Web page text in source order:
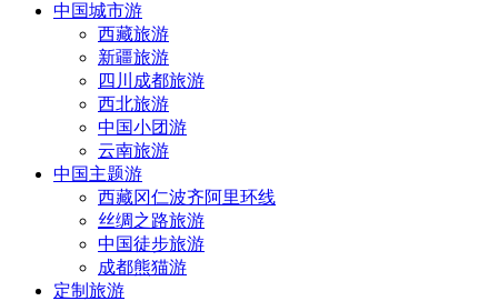
中国城市游
西藏旅游
新疆旅游
四川成都旅游
西北旅游
中国小团游
云南旅游
中国主题游
西藏冈仁波齐阿里环线
丝绸之路旅游
中国徒步旅游
成都熊猫游
定制旅游